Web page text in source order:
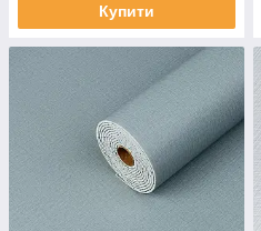
Купити